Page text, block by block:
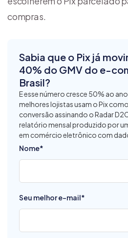
compras.
Sabia que o Pix já
40% do GMV do e-
Brasil?
E esse número cresce 50% ao
melhores lojistas usam o Pix
conversão assinando o Radar
relatório mensal produzido por
em comércio eletrônico com
Nome*
Seu melhor e-mail*